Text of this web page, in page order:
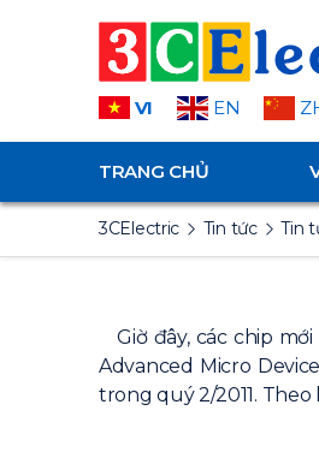
VI EN
TRANG CHỦ
3CElectric Tin tức Tin
Giờ đây, các chip
Advanced Micro
trong quý 2/2011. Theo